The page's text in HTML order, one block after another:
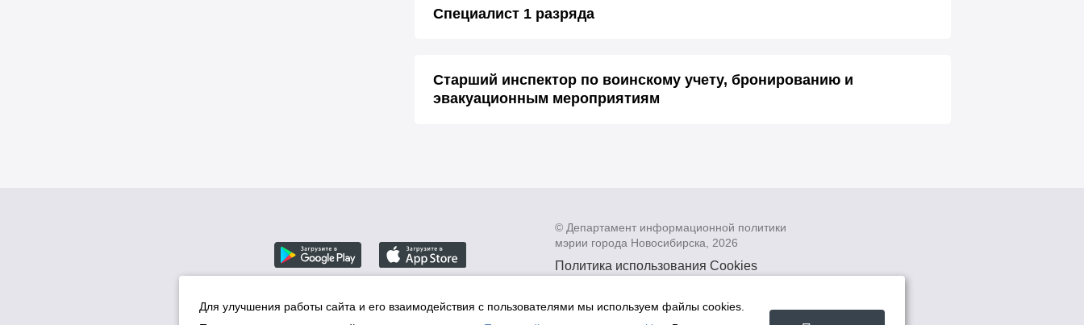
Специалист 1 разряда
Старший инспектор по воинскому учету, бронированию и
эвакуационным мероприятиям
© Департамент информационной политики
мэрии города Новосибирска, 2026
Политика использования Cookies
данных в информационных системах
мэрии города Новосибирска
Для улучшения работы сайта и его взаимодействия с пользователями мы используем файлы cookies.